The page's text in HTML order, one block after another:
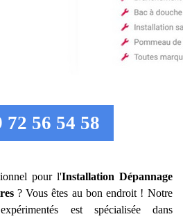
56 54 58
pour l'Installation Dépannage
? Vous êtes au bon endroit ! Notre
est spécialisée dans